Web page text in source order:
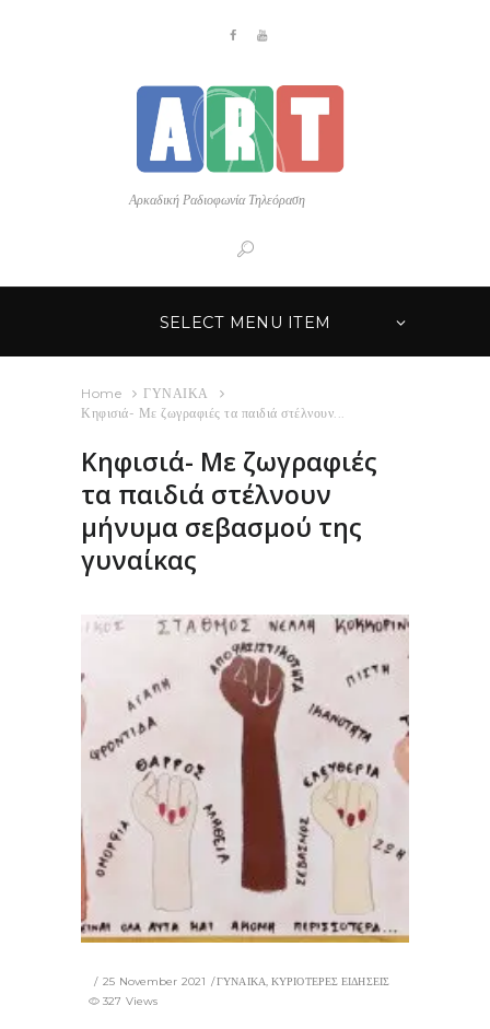
Αρκαδική Ραδιοφωνία Τηλεόραση
SELECT MENU ITEM
Home
ΓΥΝΑΙΚΑ
Κηφισιά- Με ζωγραφιές τα παιδιά στέλνουν...
Κηφισιά- Με ζωγραφιές
τα παιδιά στέλνουν
μήνυμα σεβασμού της
γυναίκας
25 November 2021 ΓΥΝΑΙΚΑ,ΚΥΡΙΟΤΕΡΕΣ ΕΙΔΗΣΕΙΣ
327 Views